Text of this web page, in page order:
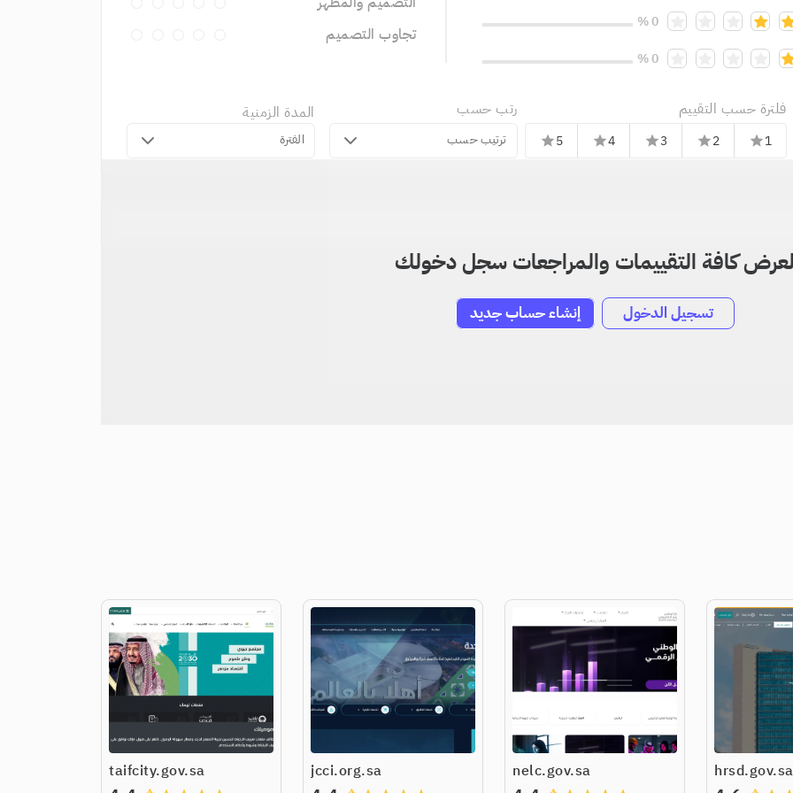
0 %
0 %
تجاوب التصميم
فلترة حسب التقييم
1
star
2
star
3
star
4
star
5
star
رتب حسب
ترتيب حسب
المدة الزمنية
الفترة
لعرض كافة التقييمات والمراجعات سجل دخولك
تسجيل الدخول إنشاء حساب جديد
hrsd.gov.sa
nelc.gov.sa
jcci.org.sa
taifcity.gov.sa